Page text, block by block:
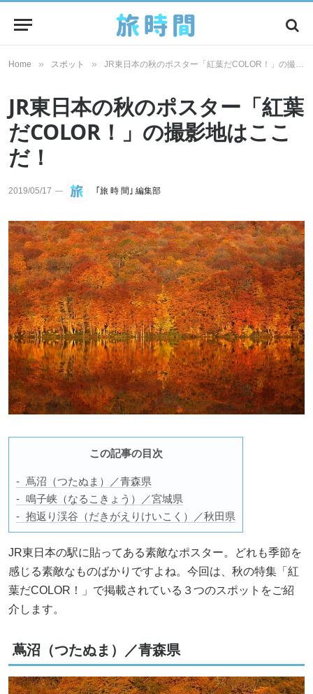
Home » スポット » JR東日本の秋のポスター「紅葉だCOLOR！」の撮影地はここだ！
JR東日本の秋のポスター「紅葉
だCOLOR！」の撮影地はここ
だ！
2019/05/17 ｢旅 時 間｣ 編集部
この記事の目次
蔦沼（つたぬま）／青森県
鳴子峡（なるこきょう）／宮城県
抱返り渓谷（だきがえりけいこく）／秋田県
JR東日本の駅に貼ってある素敵なポスター。どれも季節を
感じる素敵なものばかりですよね。今回は、秋の特集「紅
葉だCOLOR！」で掲載されている３つのスポットをご紹
介します。
蔦沼（つたぬま）／青森県